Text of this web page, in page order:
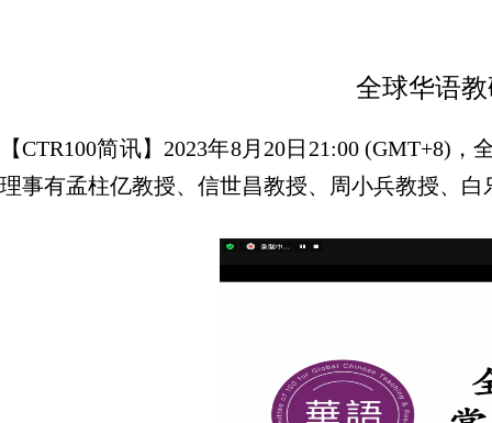
全球华语
【CTR100简讯】2023年8月20日21:00 (GMT+8)
理事有孟柱亿教授、信世昌教授、周小兵教授、